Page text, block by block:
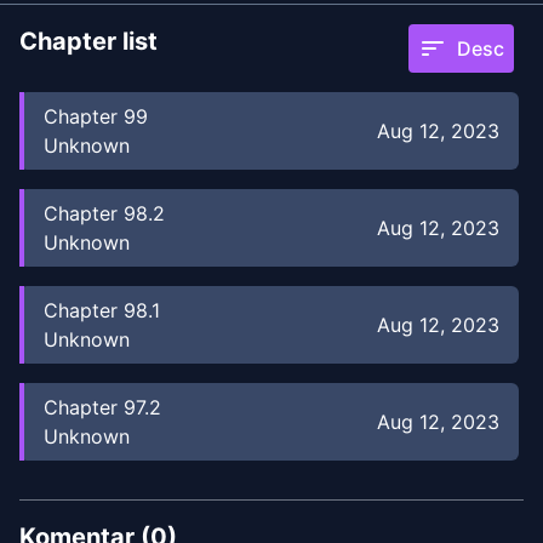
Chapter list sort Desc
Chapter 99
Unknown
Aug 12, 2023
Chapter 98.2
Unknown
Aug 12, 2023
Chapter 98.1
Unknown
Aug 12, 2023
Chapter 97.2
Unknown
Aug 12, 2023
Chapter97.1
Unknown
Komentar (0)